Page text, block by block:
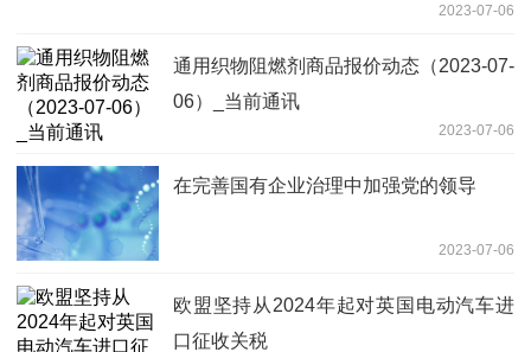
2023-07-06
通用织物阻燃剂商品报价动态（2023-07-
06）_当前通讯
2023-07-06
在完善国有企业治理中加强党的领导
2023-07-06
欧盟坚持从2024年起对英国电动汽车进
口征收关税